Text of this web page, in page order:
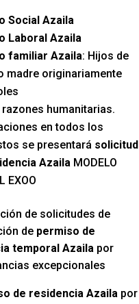
Social Azaila
Laboral Azaila
familiar Azaila: Hijos de
madre originariamente
humanitarias.
en todos los
se presentará solicitud
AzailaMODELO
EXOO
de solicitudes de
depermiso de
temporal Azaila por
excepcionales
de residencia Azailapor